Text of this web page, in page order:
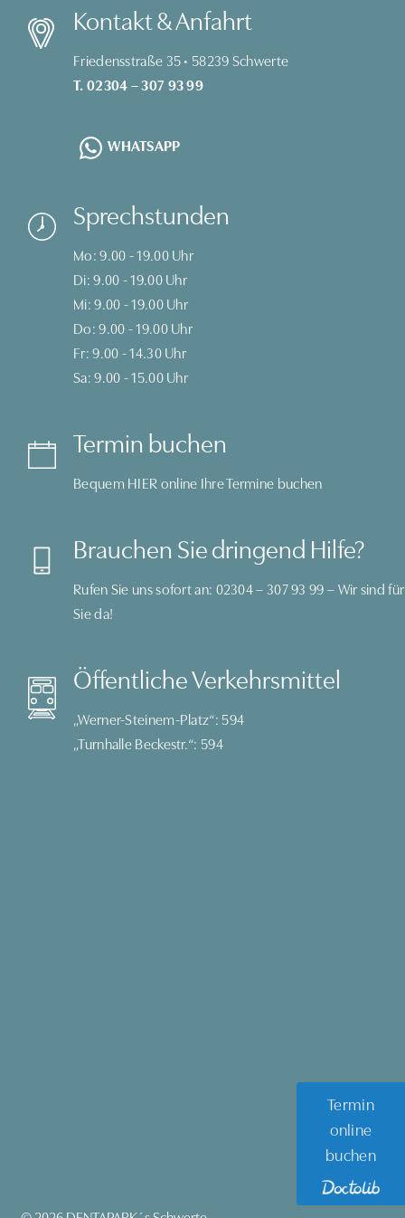
Kontakt & Anfahrt
Friedensstraße 35 • 58239 Schwerte
T. 02304 – 307 93 99
WHATSAPP
Sprechstunden
Mo: 9.00 - 19.00 Uhr
Di: 9.00 - 19.00 Uhr
Mi: 9.00 - 19.00 Uhr
Do: 9.00 - 19.00 Uhr
Fr: 9.00 - 14.30 Uhr
Sa: 9.00 - 15.00 Uhr
Termin buchen
Bequem HIER online Ihre Termine buchen
Brauchen Sie dringend Hilfe?
Rufen Sie uns sofort an: 02304 – 307 93 99– Wir sind für
Sie da!
Öffentliche Verkehrsmittel
„Werner-Steinem-Platz“: 594
„Turnhalle Beckestr.“: 594
Termin
online
buchen